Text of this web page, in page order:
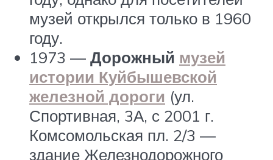
музей открылся только в 1960
году.
1973 — Дорожный музей
истории Куйбышевской
железной дороги (ул.
Спортивная, 3А, с 2001 г.
Комсомольская пл. 2/3 —
здание Железнодорожного